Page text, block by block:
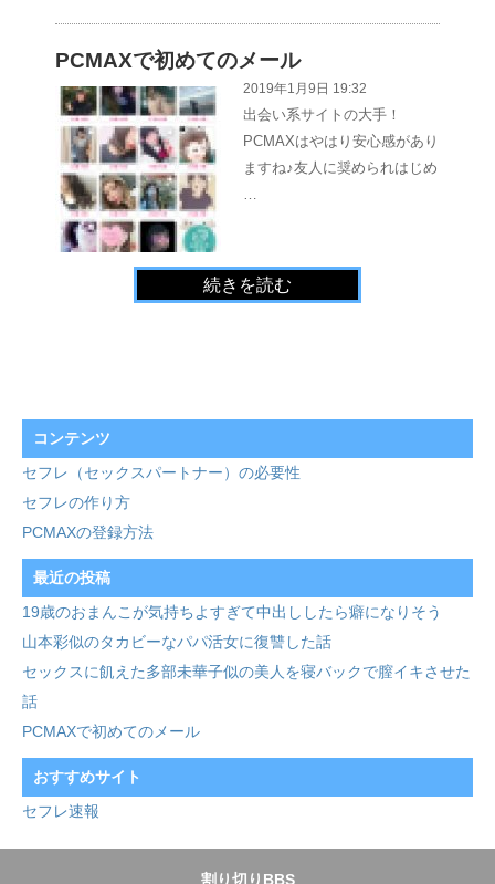
PCMAXで初めてのメール
2019年1月9日 19:32
出会い系サイトの大手！
PCMAXはやはり安心感があり
ますね♪友人に奨められはじめ
続きを読む
コンテンツ
セフレ（セックスパートナー）の必要性
セフレの作り方
PCMAXの登録方法
最近の投稿
19歳のおまんこが気持ちよすぎて中出ししたら癖になりそう
山本彩似のタカビーなパパ活女に復讐した話
セックスに飢えた多部未華子似の美人を寝バックで膣イキさせた
話
PCMAXで初めてのメール
おすすめサイト
セフレ速報
割り切りBBS